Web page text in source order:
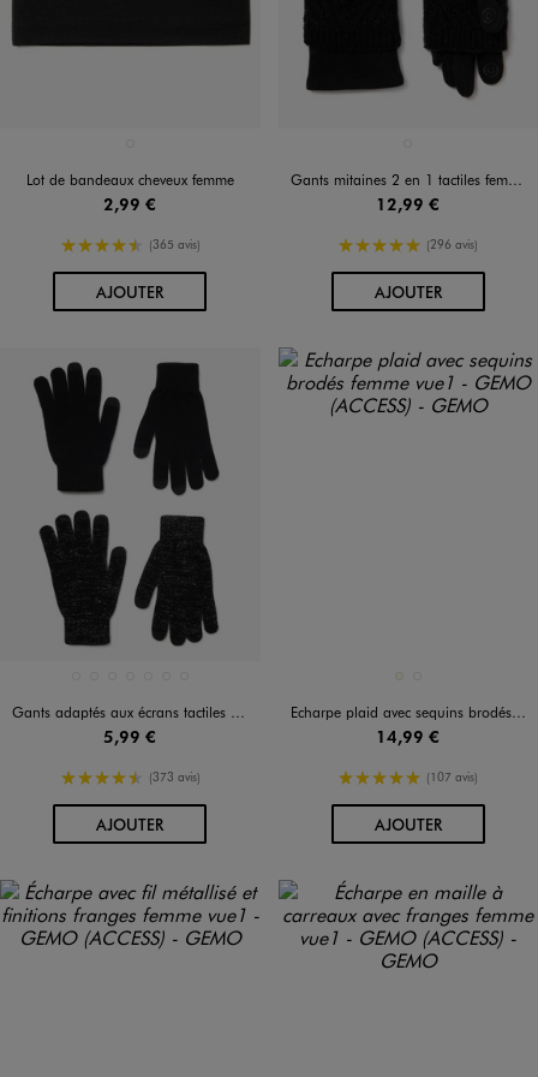
Lot de bandeaux cheveux femme
2,99 €
4.5/5 de moyenne
(365 avis)
AJOUTERAU PANIER
Gants mitaines 2 en 1 tactiles femme
12,99 €
5/5 de moyenne
(296 avis)
AJOUTERAU PANIER
Gants adaptés aux écrans tactiles femme (lot de 2 paires)
5,99 €
4.5/5 de moyenne
(373 avis)
AJOUTERAU PANIER
Echarpe plaid avec sequins brodés femme
14,99 €
5/5 de moyenne
(107 avis)
AJOUTERAU PANIER